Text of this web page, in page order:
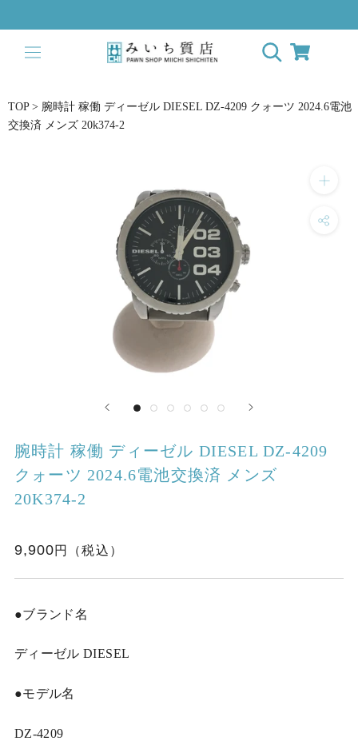
キ
て
コ
TOP > 腕時計 稼働 ディーゼル DIESEL DZ-4209 クォーツ 2024.6電池
交換済 メンズ 20k374-2
腕時計 稼働 ディーゼル DIESEL DZ-4209
クォーツ 2024.6電池交換済 メンズ
20K374-2
9,900
●ブランド名
ディーゼル DIESEL
●モデル名
DZ-4209